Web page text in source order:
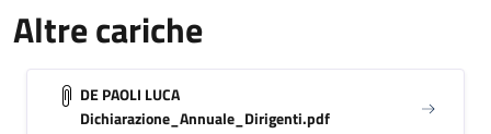
Altre cariche
DE PAOLI LUCA
Dichiarazione_Annuale_Dirigenti.pdf